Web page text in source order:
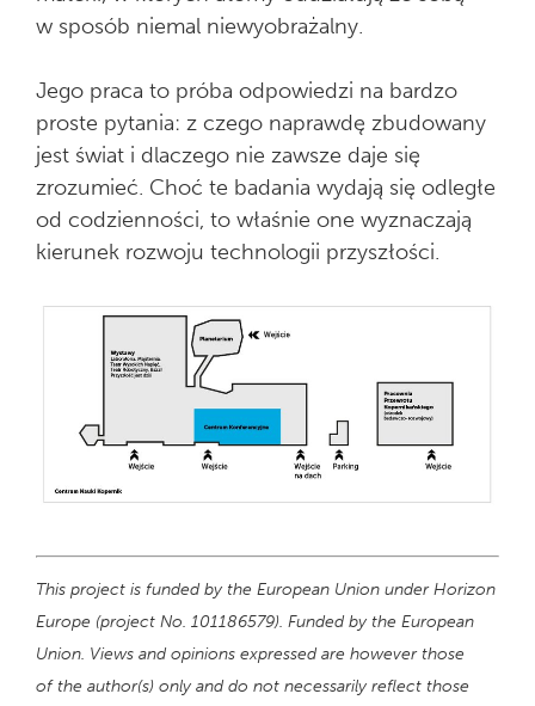
w sposób niemal niewyobrażalny.
Jego praca to próba odpowiedzi na bardzo
proste pytania: z czego naprawdę zbudowany
jest świat i dlaczego nie zawsze daje się
zrozumieć. Choć te badania wydają się odległe
od codzienności, to właśnie one wyznaczają
kierunek rozwoju technologii przyszłości.
This project is funded by the European Union under Horizon
Europe (project No. 101186579). Funded by the European
Union. Views and opinions expressed are however those
of the author(s) only and do not necessarily reflect those